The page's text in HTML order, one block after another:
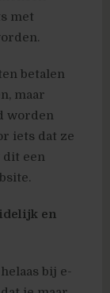
met
betalen
maar
worden
iets dat ze
dit een
en
bij e-